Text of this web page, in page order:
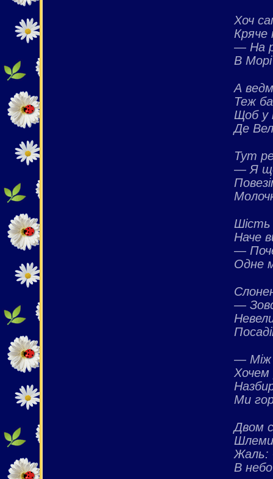
Хоч
Кряче
— На
В
А
Теж
Щоб у
Де
Тут
— Я
Наче
—
Одне
—
— Між
Хочем
Ми
Двом
Жаль:
В